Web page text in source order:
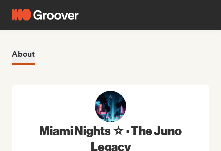
About
Miami Nights ☆ · The Juno
Legacy